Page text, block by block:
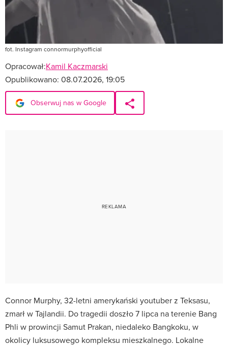
fot. Instagram connormurphyofficial
Opracował:Kamil Kaczmarski
Opublikowano: 08.07.2026, 19:05
Obserwuj nas w Google
Connor Murphy, 32-letni amerykański youtuber z Teksasu,
zmarł w Tajlandii. Do tragedii doszło 7 lipca na terenie Bang
Phli w prowincji Samut Prakan, niedaleko Bangkoku, w
okolicy luksusowego kompleksu mieszkalnego. Lokalne